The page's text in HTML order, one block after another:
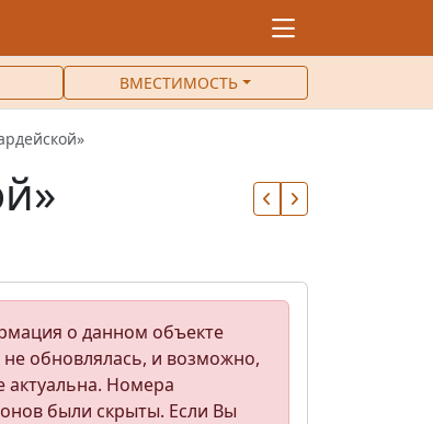
ВМЕСТИМОСТЬ
о данном объекте
не обновлялась, и возможно,
актуальна. Номера
были скрыты. Если Вы